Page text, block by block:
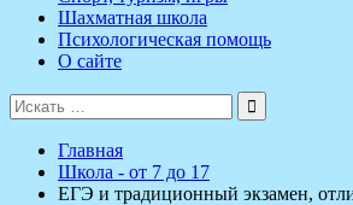
Шахматная школа
Психологическая помощь
О сайте
Поиск
для:
Главная
Школа - от 7 до 17
ЕГЭ и традиционный экзамен,